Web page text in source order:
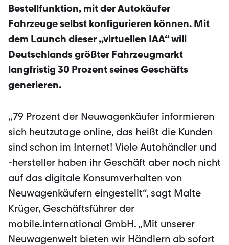
Bestellfunktion, mit der Autokäufer
Fahrzeuge selbst konfigurieren können. Mit
dem Launch dieser „virtuellen IAA“ will
Deutschlands größter Fahrzeugmarkt
langfristig 30 Prozent seines Geschäfts
generieren.
„79 Prozent der Neuwagenkäufer informieren
sich heutzutage online, das heißt die Kunden
sind schon im Internet! Viele Autohändler und
-hersteller haben ihr Geschäft aber noch nicht
auf das digitale Konsumverhalten von
Neuwagenkäufern eingestellt“, sagt Malte
Krüger, Geschäftsführer der
mobile.international GmbH. „Mit unserer
Neuwagenwelt bieten wir Händlern ab sofort